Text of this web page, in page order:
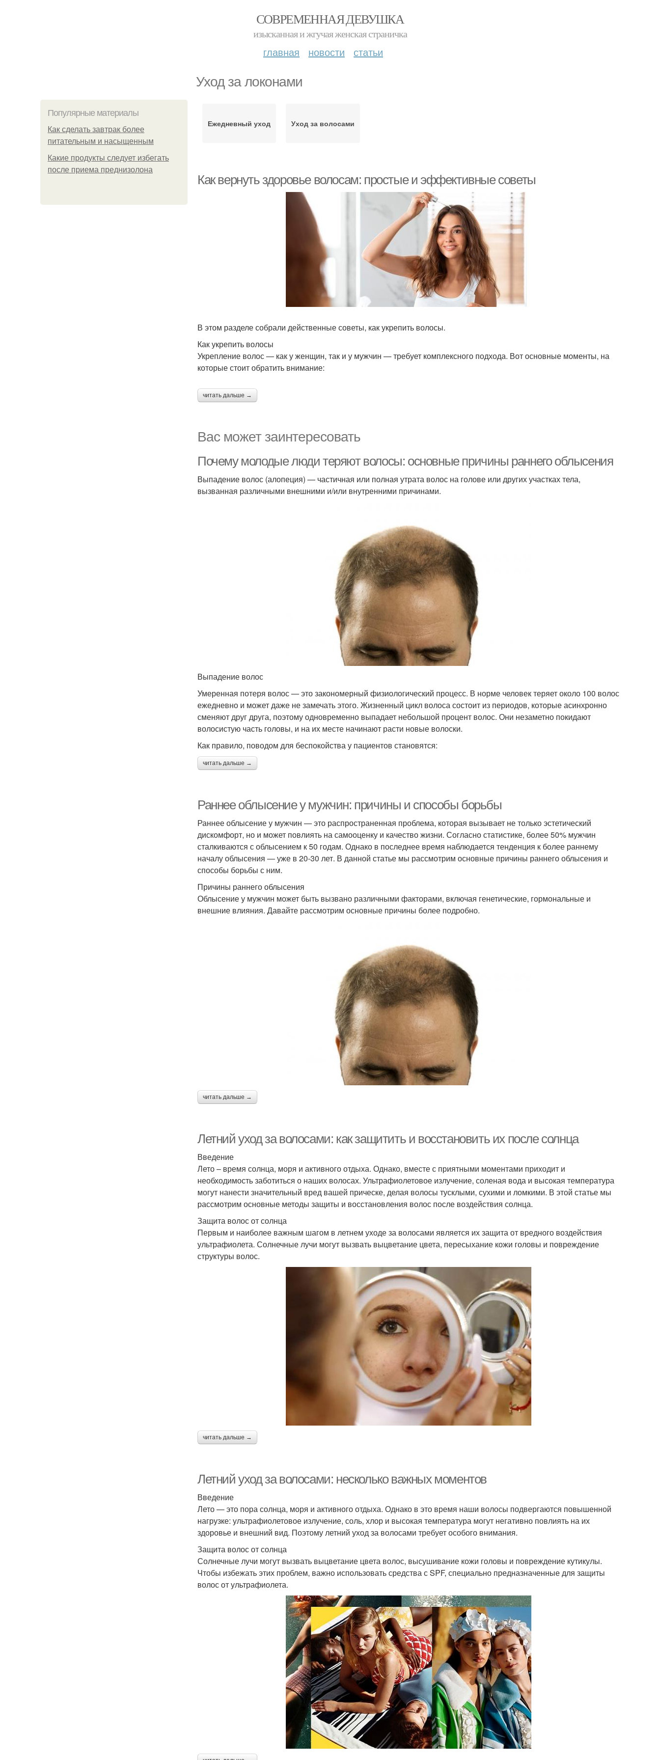
СОВРЕМЕННАЯ ДЕВУШКА
изысканная и жгучая женская страничка
главная новости статьи
Уход за локонами
Популярные материалы
Как сделать завтрак более
питательным и насыщенным
Какие продукты следует избегать
после приема преднизолона
Ежедневный уход Уход за волосами
Как вернуть здоровье волосам: простые и эффективные советы
В этом разделе собрали действенные советы, как укрепить волосы.
Как укрепить волосы
Укрепление волос — как у женщин, так и у мужчин — требует комплексного подхода. Вот основные моменты, на
которые стоит обратить внимание:
читать дальше →
Вас может заинтересовать
Почему молодые люди теряют волосы: основные причины раннего облысения
Выпадение волос (алопеция) — частичная или полная утрата волос на голове или других участках тела,
вызванная различными внешними и/или внутренними причинами.
Выпадение волос
Умеренная потеря волос — это закономерный физиологический процесс. В норме человек теряет около 100 волос
ежедневно и может даже не замечать этого. Жизненный цикл волоса состоит из периодов, которые асинхронно
сменяют друг друга, поэтому одновременно выпадает небольшой процент волос. Они незаметно покидают
волосистую часть головы, и на их месте начинают расти новые волоски.
Как правило, поводом для беспокойства у пациентов становятся:
читать дальше →
Раннее облысение у мужчин: причины и способы борьбы
Раннее облысение у мужчин — это распространенная проблема, которая вызывает не только эстетический
дискомфорт, но и может повлиять на самооценку и качество жизни. Согласно статистике, более 50% мужчин
сталкиваются с облысением к 50 годам. Однако в последнее время наблюдается тенденция к более раннему
началу облысения — уже в 20-30 лет. В данной статье мы рассмотрим основные причины раннего облысения и
способы борьбы с ним.
Причины раннего облысения
Облысение у мужчин может быть вызвано различными факторами, включая генетические, гормональные и
внешние влияния. Давайте рассмотрим основные причины более подробно.
читать дальше →
Летний уход за волосами: как защитить и восстановить их после солнца
Введение
Лето – время солнца, моря и активного отдыха. Однако, вместе с приятными моментами приходит и
необходимость заботиться о наших волосах. Ультрафиолетовое излучение, соленая вода и высокая температура
могут нанести значительный вред вашей прическе, делая волосы тусклыми, сухими и ломкими. В этой статье мы
рассмотрим основные методы защиты и восстановления волос после воздействия солнца.
Защита волос от солнца
Первым и наиболее важным шагом в летнем уходе за волосами является их защита от вредного воздействия
ультрафиолета. Солнечные лучи могут вызвать выцветание цвета, пересыхание кожи головы и повреждение
структуры волос.
читать дальше →
Летний уход за волосами: несколько важных моментов
Введение
Лето — это пора солнца, моря и активного отдыха. Однако в это время наши волосы подвергаются повышенной
нагрузке: ультрафиолетовое излучение, соль, хлор и высокая температура могут негативно повлиять на их
здоровье и внешний вид. Поэтому летний уход за волосами требует особого внимания.
Защита волос от солнца
Солнечные лучи могут вызвать выцветание цвета волос, высушивание кожи головы и повреждение кутикулы.
Чтобы избежать этих проблем, важно использовать средства с SPF, специально предназначенные для защиты
волос от ультрафиолета.